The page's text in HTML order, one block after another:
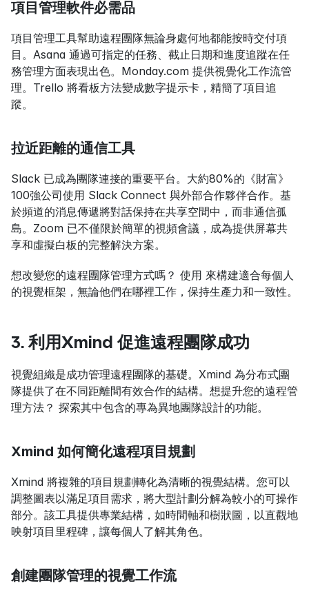
項目管理軟件必需品
項目管理工具幫助遠程團隊無論身處何地都能按時交付項
目。Asana 通過可指定的任務、截止日期和進度追蹤在任
務管理方面表現出色。Monday.com 提供視覺化工作流管
理。Trello 將看板方法變成數字提示卡，精簡了項目追
蹤。
拉近距離的通信工具
Slack 已成為團隊連接的重要平台。大約80%的《財富》
100強公司使用 Slack Connect 與外部合作夥伴合作。基
於頻道的消息傳遞將對話保持在共享空間中，而非通信孤
島。Zoom 已不僅限於簡單的視頻會議，成為提供屏幕共
享和虛擬白板的完整解決方案。
想改變您的遠程團隊管理方式嗎？ 使用 來構建適合每個人
的視覺框架，無論他們在哪裡工作，保持生產力和一致性。
3. 利用Xmind 促進遠程團隊成功
視覺組織是成功管理遠程團隊的基礎。Xmind 為分布式團
隊提供了在不同距離間有效合作的結構。想提升您的遠程管
理方法？ 探索其中包含的專為異地團隊設計的功能。
Xmind 如何簡化遠程項目規劃
Xmind 將複雜的項目規劃轉化為清晰的視覺結構。您可以
調整圖表以滿足項目需求，將大型計劃分解為較小的可操作
部分。該工具提供專業結構，如時間軸和樹狀圖，以直觀地
映射項目里程碑，讓每個人了解其角色。
創建團隊管理的視覺工作流